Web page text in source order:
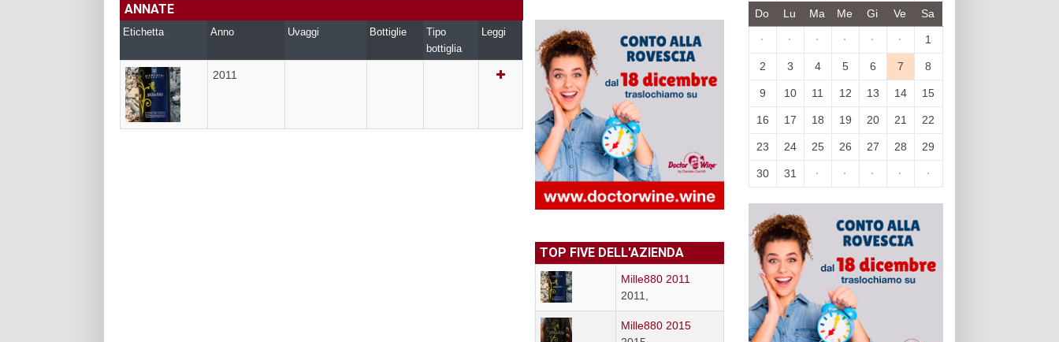
ANNATE
Etichetta Anno Uvaggi Bottiglie
Tipo
bottiglia
Leggi
2011
TOP FIVE DELL'AZIENDA
Mille880 2011
2011,
Mille880 2015
Do Lu Ma Me Gi Ve Sa
· · · · · · 1
2 3 4 5 6 7 8
9 10 11 12 13 14 15
16 17 18 19 20 21 22
23 24 25 26 27 28 29
30 31 · · · · ·